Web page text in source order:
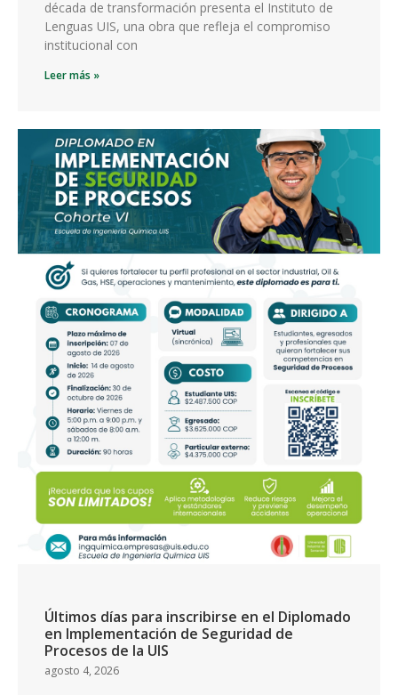
década de transformación presenta el Instituto de
Lenguas UIS, una obra que refleja el compromiso
institucional con
Leer más »
Últimos días para inscribirse en el Diplomado
en Implementación de Seguridad de
Procesos de la UIS
agosto 4, 2026